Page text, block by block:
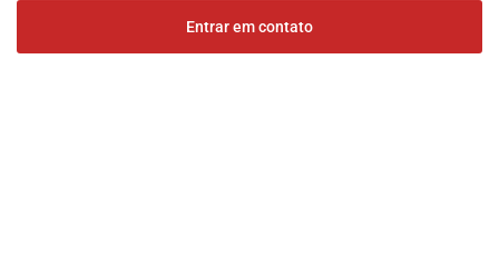
Entrar em contato